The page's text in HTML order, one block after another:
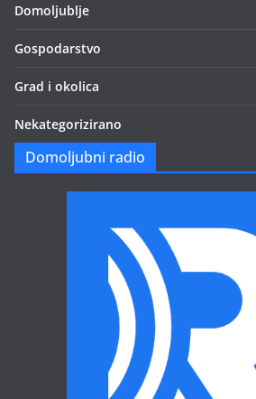
Domoljublje
Gospodarstvo
Grad i okolica
Nekategorizirano
Domoljubni radio